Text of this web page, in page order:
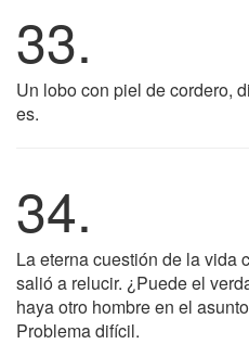
33.
Un lobo con piel de cordero,
es.
34.
La eterna cuestión de la vida
salió a relucir. ¿Puede el
haya otro hombre en el
Problema difícil.